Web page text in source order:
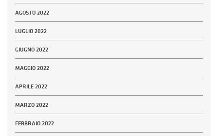
AGOSTO 2022
LUGLIO 2022
GIUGNO 2022
MAGGIO 2022
APRILE 2022
MARZO 2022
FEBBRAIO 2022